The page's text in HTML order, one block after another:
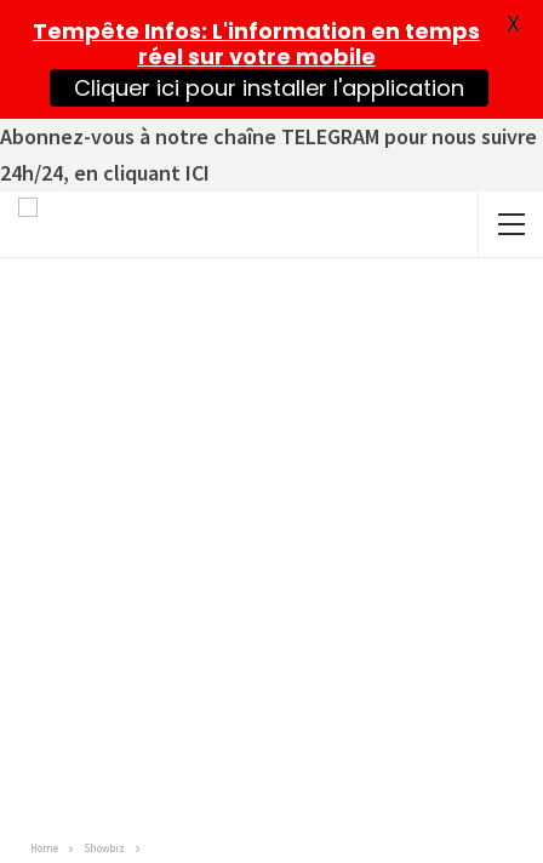
Abonnez-vous à notre chaîne TELEGRAM pour nous suivre
24h/24, en cliquant ICI
Home Showbiz
Tempête Infos: L'information en temps
réel sur votre mobile
Cliquer ici pour installer l'application
X